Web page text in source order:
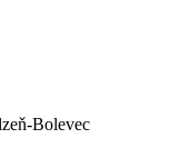
Bolevec